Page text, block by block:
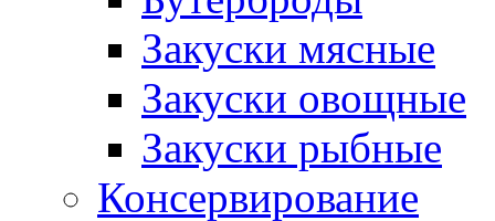
Закуски мясные
Закуски овощные
Закуски рыбные
Консервирование